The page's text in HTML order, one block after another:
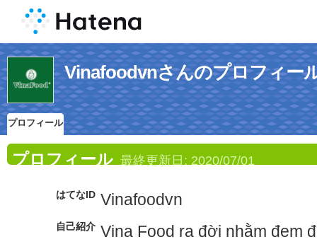
Vinafoodvnさんのプロフィー
プロフィール
プロフィール 最終更新日: 2020/07/01
はてなID Vinafoodvn
自己紹介 Vina Food ra đời nhằm đem